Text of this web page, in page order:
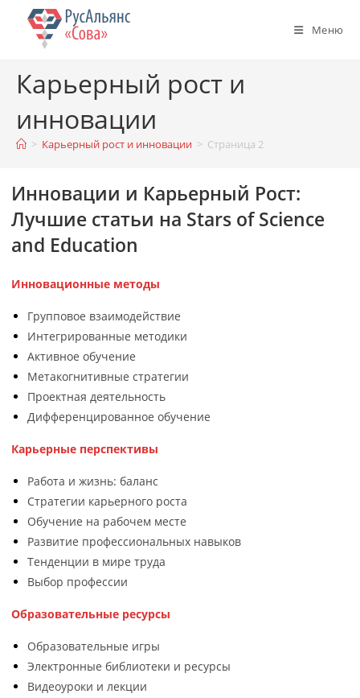
Перейти
содержимому
Меню
Карьерный рост и
инновации
> Карьерный рост и инновации > Страница 2
Инновации и Карьерный Рост:
Лучшие статьи на Stars of Science
and Education
Инновационные методы
Групповое взаимодействие
Интегрированные методики
Активное обучение
Метакогнитивные стратегии
Проектная деятельность
Дифференцированное обучение
Карьерные перспективы
Работа и жизнь: баланс
Стратегии карьерного роста
Обучение на рабочем месте
Развитие профессиональных навыков
Тенденции в мире труда
Выбор профессии
Образовательные ресурсы
Образовательные игры
Электронные библиотеки и ресурсы
Видеоуроки и лекции